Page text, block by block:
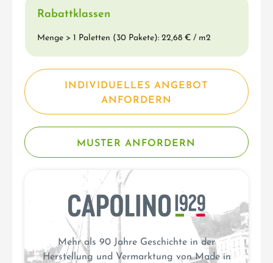
Rabattklassen
Menge > 1 Paletten (30 Pakete): 22,68 € / m2
INDIVIDUELLES ANGEBOT
ANFORDERN
MUSTER ANFORDERN
Mehr als 90 Jahre Geschichte in der
Herstellung und Vermarktung von Made in